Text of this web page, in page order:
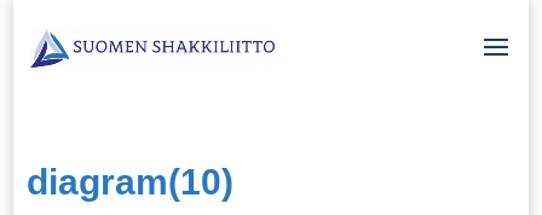
diagram(10)